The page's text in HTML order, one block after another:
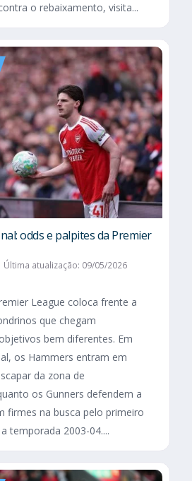
o rebaixamento, visita...
odds e palpites da Premier
Última atualização: 09/05/2026
League coloca frente a
que chegam
bem diferentes. Em
os Hammers entram em
da zona de
os Gunners defendem a
firmes na busca pelo primeiro
temporada 2003-04....